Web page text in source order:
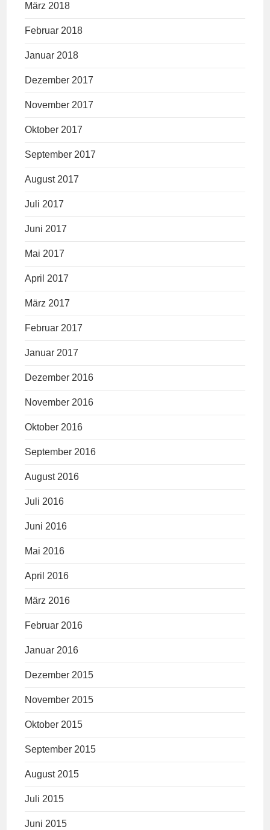
März 2018
Februar 2018
Januar 2018
Dezember 2017
November 2017
Oktober 2017
September 2017
August 2017
Juli 2017
Juni 2017
Mai 2017
April 2017
März 2017
Februar 2017
Januar 2017
Dezember 2016
November 2016
Oktober 2016
September 2016
August 2016
Juli 2016
Juni 2016
Mai 2016
April 2016
März 2016
Februar 2016
Januar 2016
Dezember 2015
November 2015
Oktober 2015
September 2015
August 2015
Juli 2015
Juni 2015